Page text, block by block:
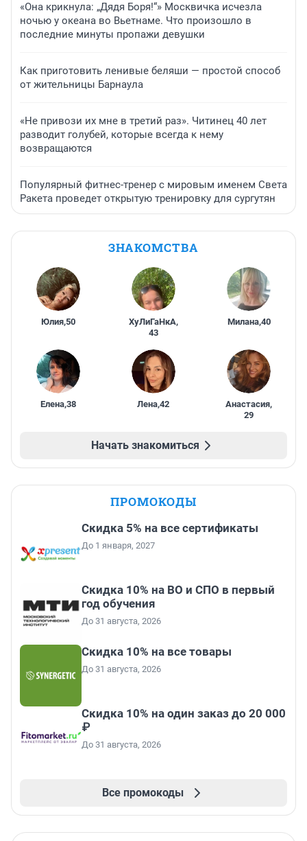
«Она крикнула: „Дядя Боря!“» Москвичка исчезла
ночью у океана во Вьетнаме. Что произошло в
последние минуты пропажи девушки
Как приготовить ленивые беляши — простой способ
от жительницы Барнаула
«Не привози их мне в третий раз». Читинец 40 лет
разводит голубей, которые всегда к нему
возвращаются
Популярный фитнес-тренер с мировым именем Света
Ракета проведет открытую тренировку для сургутян
ЗНАКОМСТВА
Юлия,50 ХуЛиГаНкА,
43
Милана,40
Елена,38 Лена,42 Анастасия,
29
Начать знакомиться
ПРОМОКОДЫ
Скидка 5% на все сертификаты
До 1 января, 2027
Скидка 10% на ВО и СПО в первый
год обучения
До 31 августа, 2026
Скидка 10% на все товары
До 31 августа, 2026
Скидка 10% на один заказ до 20 000
₽
До 31 августа, 2026
Все промокоды